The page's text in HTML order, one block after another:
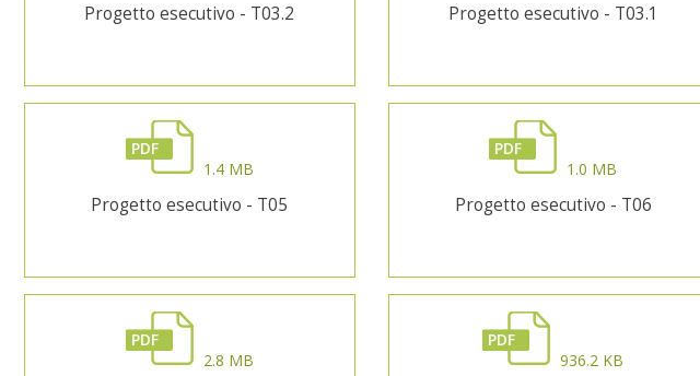
Progetto esecutivo - T03.2 Progetto esecutivo - T03.1
PDF
1.4 MB
Progetto esecutivo - T05
PDF
1.0 MB
Progetto esecutivo - T06
PDF
2.8 MB
PDF
936.2 KB